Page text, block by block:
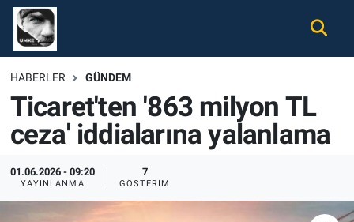
HABERLER GÜNDEM
Ticaret'ten '863 milyon TL
ceza' iddialarına yalanlama
01.06.2026 - 09:20
YAYINLANMA
7
GÖSTERIM
Gündem
Ekonomi
Spor
Magazin
Nöbetçi Eczaneler
Hava Durumu
Namaz Vakitleri
Trafik Durumu